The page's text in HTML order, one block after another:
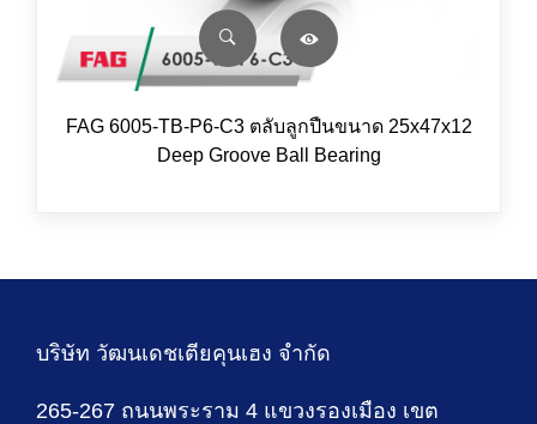
FAG 6005-TB-P6-C3 ตลับลูกปืนขนาด 25x47x12
Deep Groove Ball Bearing
บริษัท วัฒนเดชเตียคุนเฮง จำกัด
265-267 ถนนพระราม 4 แขวงรองเมือง เขต